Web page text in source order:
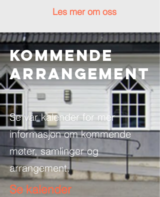
Les mer om oss
Kommende
ARRANGEMENT
Se vår kalender for mer
informasjon om kommende
møter, samlinger og
arrangement.
Se kalender